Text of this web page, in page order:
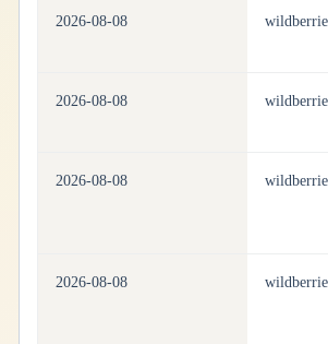
2026-08-08
2026-08-08
2026-08-08
2026-08-08